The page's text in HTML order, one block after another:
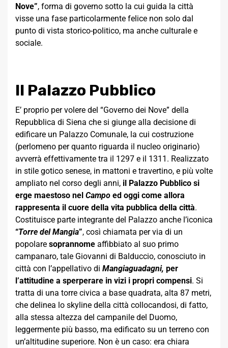
Nove”, forma di governo sotto la cui guida la città
visse una fase particolarmente felice non solo dal
punto di vista storico-politico, ma anche culturale e
sociale.
Il Palazzo Pubblico
E’ proprio per volere del “Governo dei Nove” della
Repubblica di Siena che si giunge alla decisione di
edificare un Palazzo Comunale, la cui costruzione
(perlomeno per quanto riguarda il nucleo originario)
avverrà effettivamente tra il 1297 e il 1311. Realizzato
in stile gotico senese, in mattoni e travertino, e più volte
ampliato nel corso degli anni, il Palazzo Pubblico si
erge maestoso nel Campo ed oggi come allora
rappresenta il cuore della vita pubblica della città.
Costituisce parte integrante del Palazzo anche l’iconica
“Torre del Mangia”, così chiamata per via di un
popolare soprannome affibbiato al suo primo
campanaro, tale Giovanni di Balduccio, conosciuto in
città con l’appellativo di Mangiaguadagni, per
l’attitudine a sperperare in vizi i propri compensi. Si
tratta di una torre civica a base quadrata, alta 87 metri,
che delinea lo skyline della città collocandosi, di fatto,
alla stessa altezza del campanile del Duomo,
leggermente più basso, ma edificato su un terreno con
un’altitudine superiore. Non è un caso: era chiara